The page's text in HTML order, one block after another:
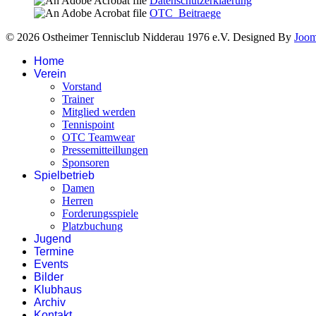
OTC_Beitraege
© 2026 Ostheimer Tennisclub Nidderau 1976 e.V. Designed By
Home
Verein
Vorstand
Trainer
Mitglied werden
Tennispoint
OTC Teamwear
Pressemitteillungen
Sponsoren
Spielbetrieb
Damen
Herren
Forderungsspiele
Platzbuchung
Jugend
Termine
Events
Bilder
Klubhaus
Archiv